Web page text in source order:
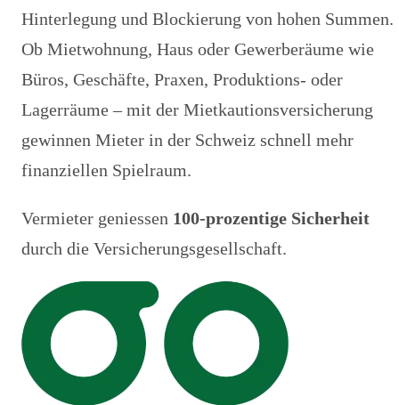
Hinterlegung und Blockierung von hohen Summen.
Ob Mietwohnung, Haus oder Gewerberäume wie
Büros, Geschäfte, Praxen, Produktions- oder
Lagerräume – mit der Mietkautionsversicherung
gewinnen Mieter in der Schweiz schnell mehr
finanziellen Spielraum.
Vermieter geniessen 100-prozentige Sicherheit
durch die Versicherungsgesellschaft.